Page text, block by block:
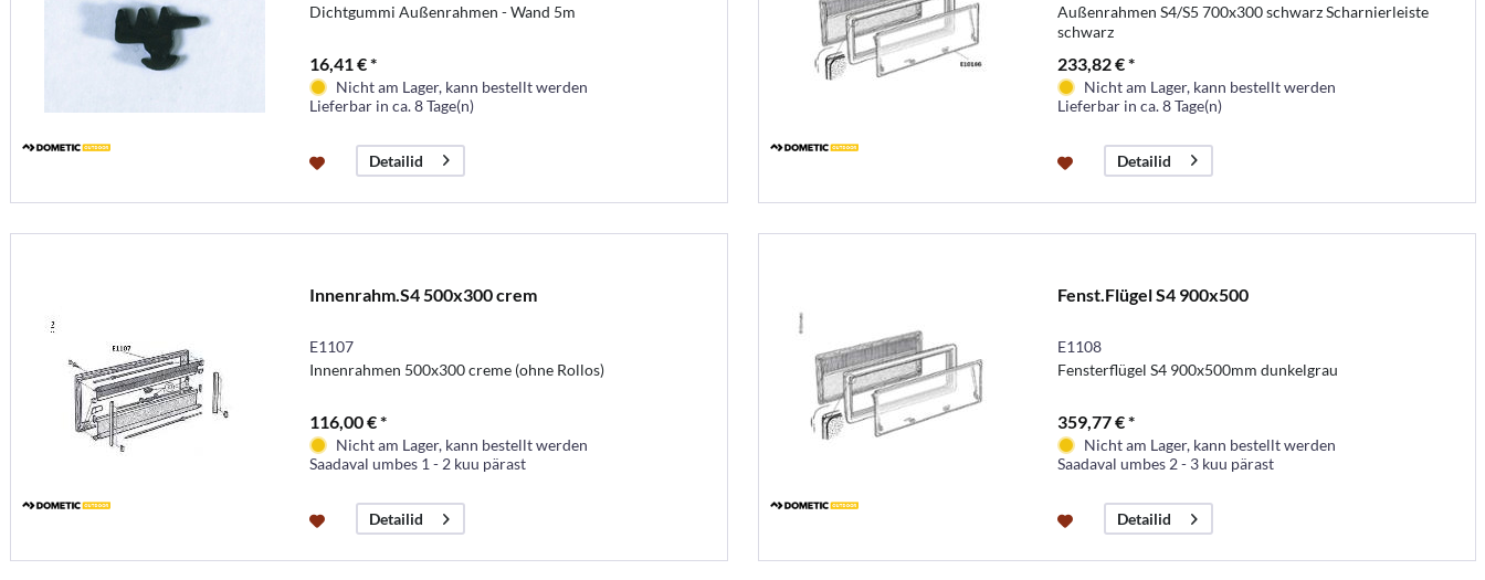
Dichtgummi Außenrahmen - Wand 5m
16,41 € *
Nicht am Lager, kann bestellt werden
Lieferbar in ca. 8 Tage(n)
Detailid
Außenrahmen S4/S5 700x300 schwarz Scharnierleiste
schwarz
233,82 € *
Nicht am Lager, kann bestellt werden
Lieferbar in ca. 8 Tage(n)
Detailid
Innenrahm.S4 500x300 crem
E1107
Innenrahmen 500x300 creme (ohne Rollos)
116,00 € *
Nicht am Lager, kann bestellt werden
Saadaval umbes 1 - 2 kuu pärast
Detailid
Fenst.Flügel S4 900x500
E1108
Fensterflügel S4 900x500mm dunkelgrau
359,77 € *
Nicht am Lager, kann bestellt werden
Saadaval umbes 2 - 3 kuu pärast
Detailid